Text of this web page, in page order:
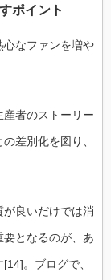
ポイント
心なファンを増や
者のストーリー
差別化を図り、
良いだけでは消
となるのが、あ
[14]。ブログで、